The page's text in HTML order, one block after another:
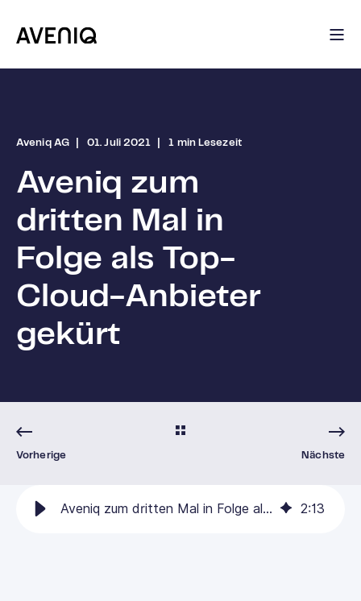
Aveniq AG 01. Juli 2021 1 min Lesezeit
Aveniq zum
dritten Mal in
Folge als Top-
Cloud-Anbieter
gekürt
Vorherige Nächste
Aveniq zum dritten Mal in Folge als Top-Cloud-Anbieter gekürt 2:13